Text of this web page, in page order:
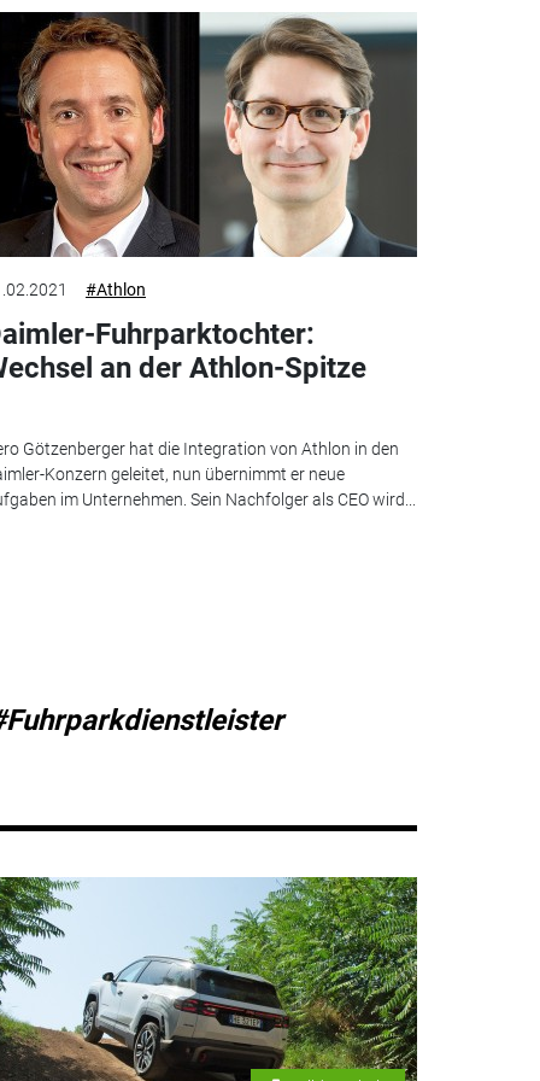
#Athlon
Fuhrparktochter:
an der Athlon-Spitze
Götzenberger hat die Integration von Athlon in den
Konzern geleitet, nun übernimmt er neue
im Unternehmen. Sein Nachfolger als CEO wird...